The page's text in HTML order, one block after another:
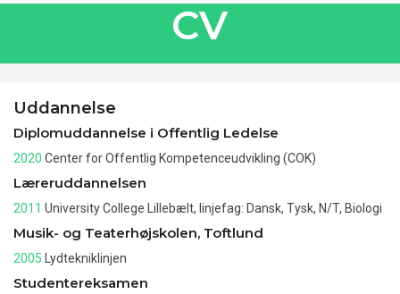
CV
Uddannelse
Diplomuddannelse i Offentlig Ledelse
2020 Center for Offentlig Kompetenceudvikling (COK)
Læreruddannelsen
2011 University College Lillebælt, linjefag: Dansk, Tysk, N/T, Biologi
Musik- og Teaterhøjskolen, Toftlund
2005 Lydtekniklinjen
Studentereksamen